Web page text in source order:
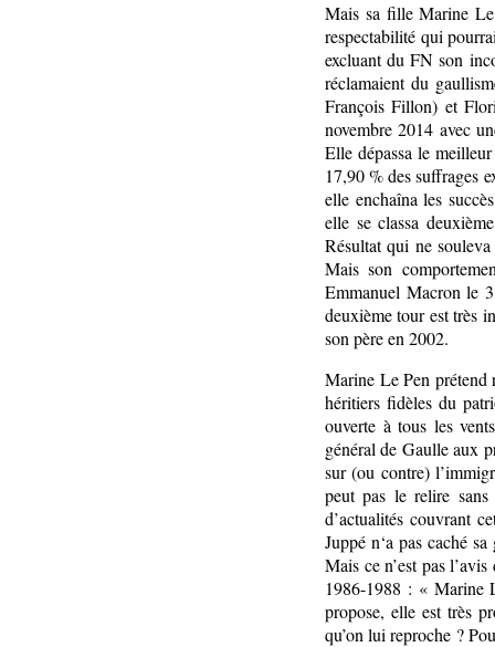
Mais sa fille Marine Le
respectabilité qui
excluant du FN son
réclamaient du
François Fillon) et
novembre 2014 avec
Elle dépassa le
17,90 % des suffrages
elle enchaîna les
elle se classa
Résultat qui ne
Mais son
Emmanuel Macron le
deuxième tour est très
son père en 2002.
Marine Le Pen prétend
héritiers fidèles du
ouverte à tous les
général de Gaulle aux
sur (ou contre)
peut pas le relire
d’actualités couvrant
Juppé n‘a pas caché
Mais ce n’est pas
1986-1988 : « Marine
propose, elle est très
qu’on lui reproche ?